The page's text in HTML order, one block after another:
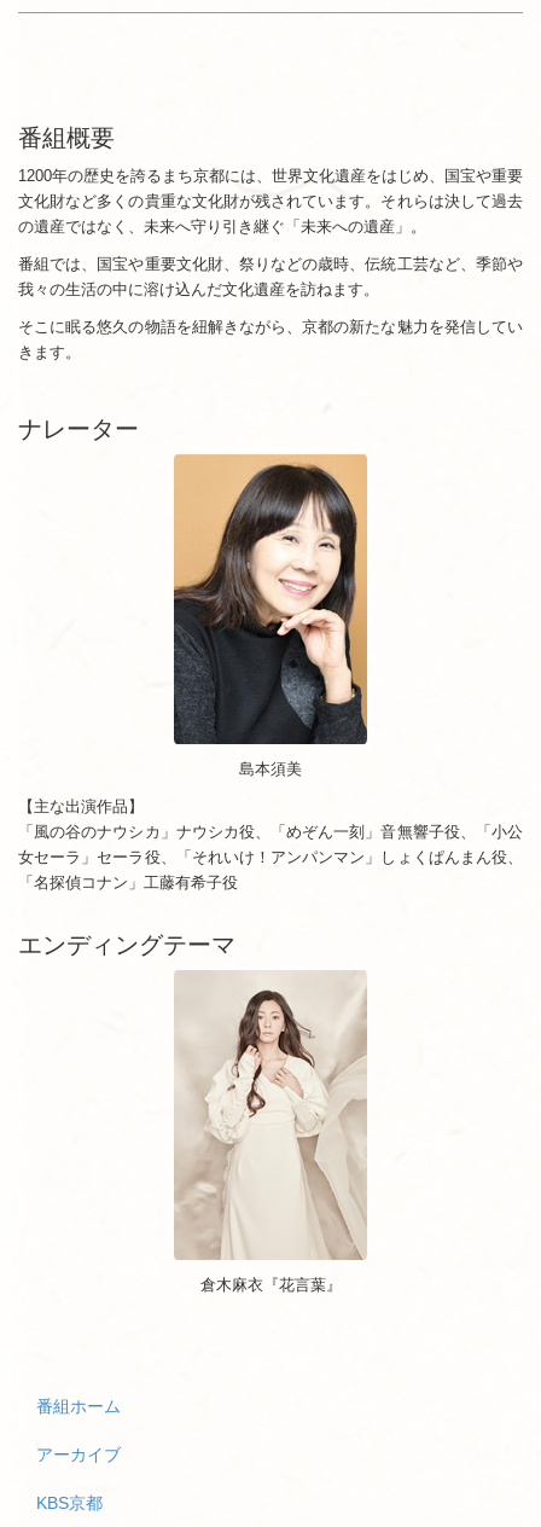
番組概要
1200年の歴史を誇るまち京都には、世界文化遺産をはじめ、国宝や重要
文化財など多くの貴重な文化財が残されています。それらは決して過去
の遺産ではなく、未来へ守り引き継ぐ「未来への遺産」。
番組では、国宝や重要文化財、祭りなどの歳時、伝統工芸など、季節や
我々の生活の中に溶け込んだ文化遺産を訪ねます。
そこに眠る悠久の物語を紐解きながら、京都の新たな魅力を発信してい
きます。
ナレーター
島本須美
【主な出演作品】
「風の谷のナウシカ」ナウシカ役、「めぞん一刻」音無響子役、「小公
女セーラ」セーラ役、「それいけ！アンパンマン」しょくぱんまん役、
「名探偵コナン」工藤有希子役
エンディングテーマ
倉木麻衣『花言葉』
番組ホーム
アーカイブ
KBS京都